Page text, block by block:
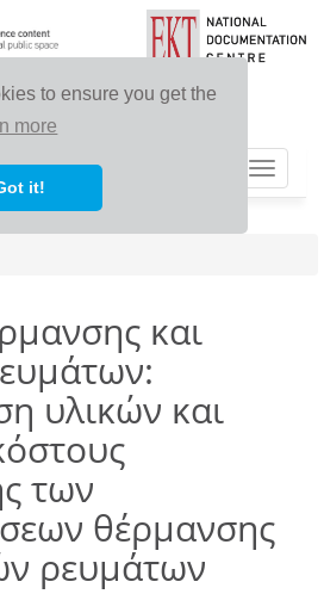
to ensure you get the
more
it!
Toggle
και
υλικών και
των
θέρμανσης
ρευμάτων